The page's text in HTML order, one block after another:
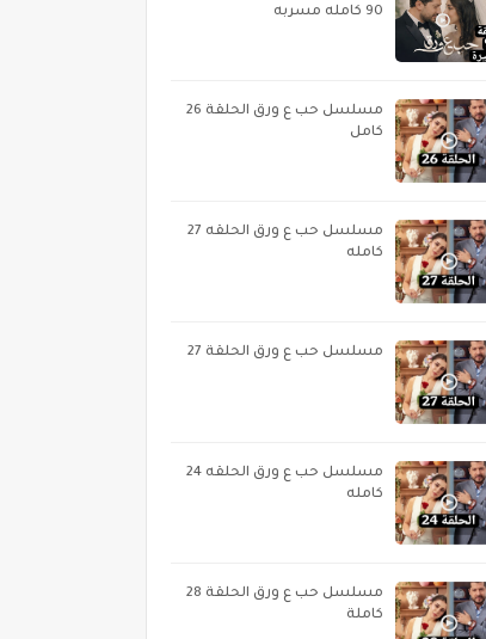
90 كامله مسربه
مسلسل حب ع ورق الحلقة 26
كامل
مسلسل حب ع ورق الحلقه 27
كامله
مسلسل حب ع ورق الحلقة 27
مسلسل حب ع ورق الحلقه 24
كامله
مسلسل حب ع ورق الحلقة 28
كاملة